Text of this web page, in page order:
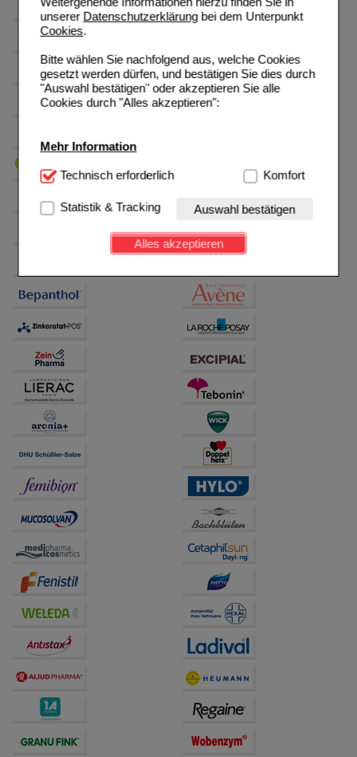
unserer Datenschutzerklärungbei dem Unterpunkt
Cookies.
Bitte wählen Sie nachfolgend aus, welche Cookies
gesetzt werden dürfen, und bestätigen Sie dies durch
"Auswahl bestätigen" oder akzeptieren Sie alle
Cookies durch "Alles akzeptieren":
Mehr Information
Technisch Notwendig:Hierbei handelt es sich um
Website notwendig sind (z.B. Navigation, Warenkorb,
Kundenkonto), weshalb auf diese nicht verzichtet
werden kann.
Einkaufserlebnis noch ansprechender zu gestalten,
beispielsweise für die Wiedererkennung des
Besuchers oder unsere Seite an bevorzugte
Verhaltensweisen (z.B. Spracheinstellung)
anzupassen. Komfort-Cookies ermöglichen es uns
auch auf Ihre Bedürfnisse zugeschrittene Inhalte
anzuzeigen und unser Partnerprogramm zu
betreiben.
Statistik & Tracking:
Informationen über die Art und Weise der Nutzung
unserer Website sammeln, mit deren Hilfe wir unsere
Website weiter für Sie optimieren können, den Inhalt
auf unserer Website aber auch die Werbung auf
Drittseiten möglichst relevant für Sie zu gestalten.
Bitte beachten Sie, dass Daten hierfür teilweise an
Dritte wie z.B. Google oder soziale Medien
übertragen werden.
Technisch erforderlich Komfort
Statistik & Tracking Auswahl bestätigen
Alles akzeptieren